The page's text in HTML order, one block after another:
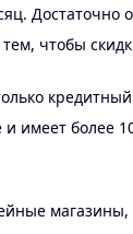
Достаточно
чтобы
более